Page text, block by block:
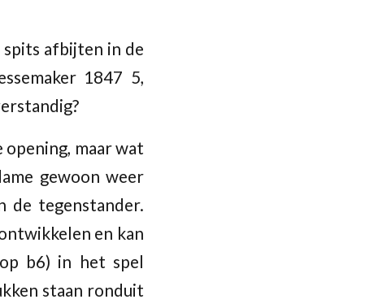
spits afbijten in de
1847 5,
opening, maar wat
gewoon weer
de tegenstander.
en kan
b6) in het spel
staan ronduit